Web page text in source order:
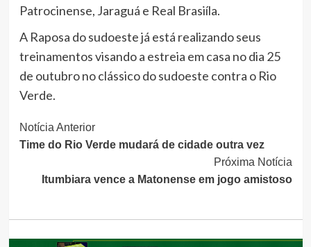
Patrocinense, Jaraguá e Real Brasiíla.
A Raposa do sudoeste já está realizando seus
treinamentos visando a estreia em casa no dia 25
de outubro no clássico do sudoeste contra o Rio
Verde.
Continue
Lendo
Notícia Anterior
Time do Rio Verde mudará de cidade outra vez
Próxima Notícia
Itumbiara vence a Matonense em jogo amistoso